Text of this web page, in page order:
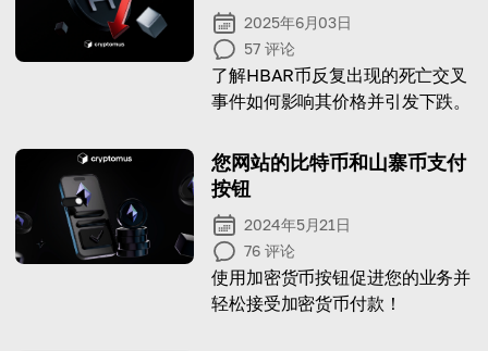
2025年6月03日
57 评论
了解HBAR币反复出现的死亡交叉
事件如何影响其价格并引发下跌。
您网站的比特币和山寨币支付
按钮
2024年5月21日
76 评论
使用加密货币按钮促进您的业务并
轻松接受加密货币付款！